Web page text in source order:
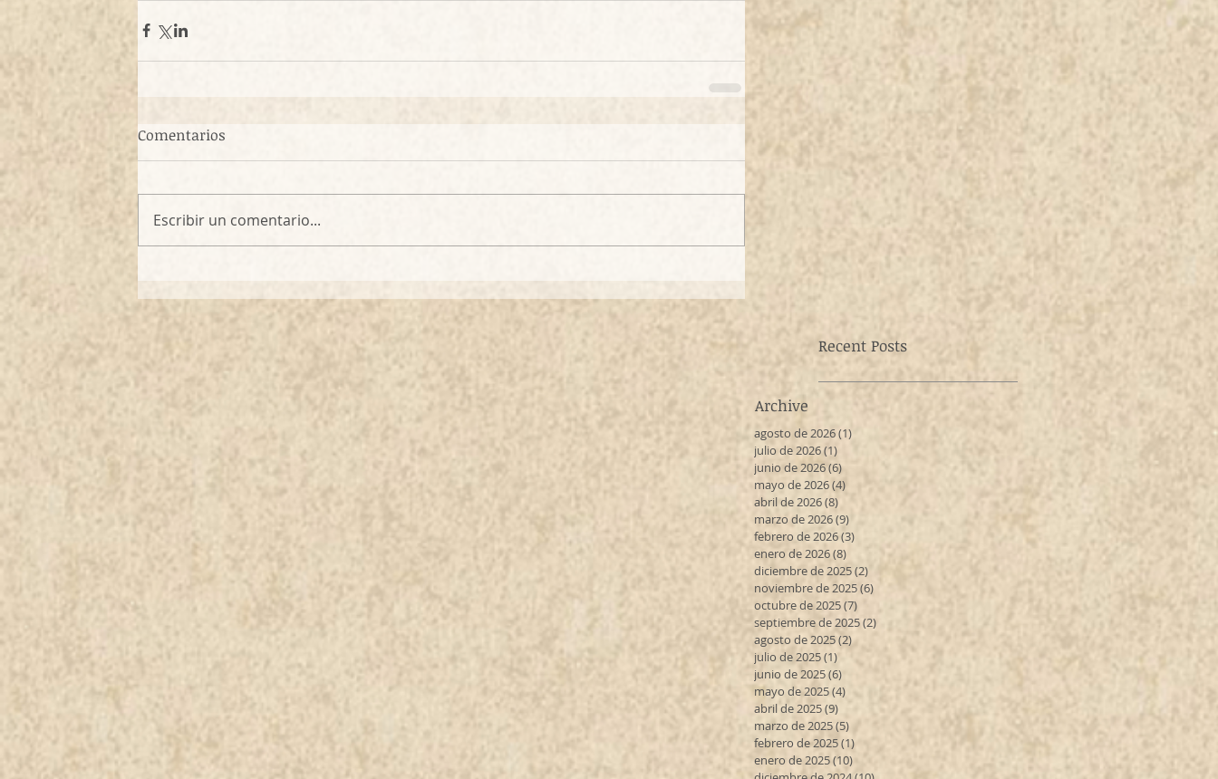
Comentarios
Escribir un comentario...
Recent Posts
Archive
agosto de 2026(1)
julio de 2026(1)
junio de 2026(6)
mayo de 2026(4) 4 entradas
abril de 2026(8)
marzo de 2026(9)
febrero de 2026(3)
enero de 2026(8) 8 entradas
diciembre de 2025(2)
noviembre de 2025(6)
octubre de 2025(7)
septiembre de 2025(2)
agosto de 2025(2)2 entradas
julio de 2025(1)
junio de 2025(6)
mayo de 2025(4)
abril de 2025(9) 9 entradas
marzo de 2025(5)
febrero de 2025(1)
enero de 2025(10)